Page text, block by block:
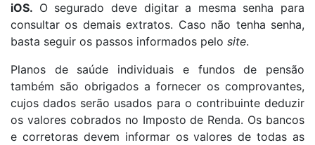
iOS. O segurado deve digitar a mesma senha para
consultar os demais extratos. Caso não tenha senha,
basta seguir os passos informados pelo site.
Planos de saúde individuais e fundos de pensão
também são obrigados a fornecer os comprovantes,
cujos dados serão usados para o contribuinte deduzir
os valores cobrados no Imposto de Renda. Os bancos
e corretoras devem informar os valores de todas as